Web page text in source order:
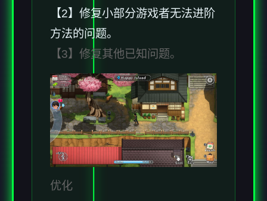
【2】修复小部分游戏者无法进阶
方法的问题。
【3】修复其他已知问题。
优化